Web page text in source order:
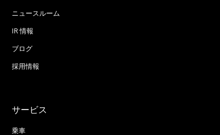
ニュースルーム
IR 情報
ブログ
採用情報
サービス
乗車